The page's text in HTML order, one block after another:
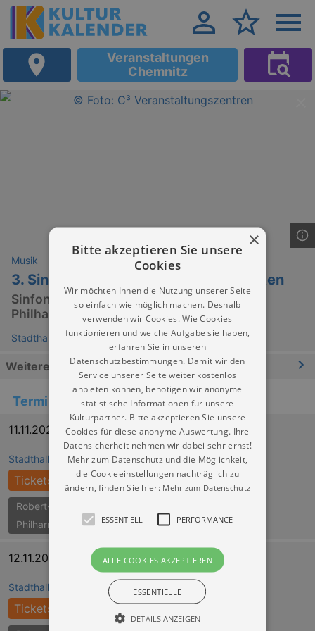
Veranstaltungen
Chemnitz
Musik
3. Sinfoniekonzert: Tragende Gedanken
Sinfoniekonzerte der Robert-Schumann-
Philharmonie
Stadthalle Chemnitz
Weitere Informationen
Termine
11.11.2026 19:30
Stadthalle Chemnitz
Tickets
Robert-Schumann-
Philharmonie
12.11.2026 19:00
Stadthalle Chemnitz
Tickets
×
Bitte akzeptieren Sie unsere
Cookies
Wir möchten Ihnen die Nutzung unserer Seite
so einfach wie möglich machen. Deshalb
verwenden wir Cookies. Wie Cookies
funktionieren und welche Aufgabe sie haben,
erfahren Sie in unseren
Datenschutzbestimmungen. Damit wir den
Service unserer Seite weiter kostenlos
anbieten können, benötigen wir anonyme
statistische Informationen für unsere
Kulturpartner. Bitte akzeptieren Sie unsere
Cookies für diese anonyme Auswertung. Ihre
Datensicherheit nehmen wir dabei sehr ernst!
Mehr zum Datenschutz und die Möglichkeit,
die Cookieeinstellungen nachträglich zu
ändern, finden Sie hier: Mehr zum Datenschutz
ESSENTIELL PERFORMANCE
ALLE COOKIES AKZEPTIEREN
ESSENTIELLE
DETAILS ANZEIGEN